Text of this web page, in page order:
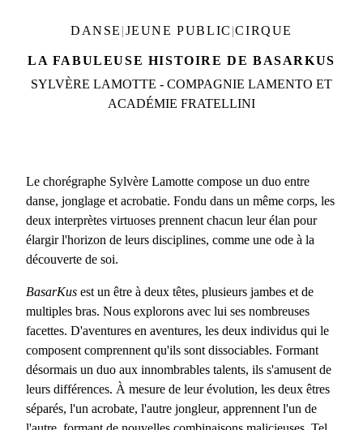
DANSE |JEUNE PUBLIC |CIRQUE
LA FABULEUSE HISTOIRE DE BASARKUS
SYLVÈRE LAMOTTE - COMPAGNIE LAMENTO ET
ACADÉMIE FRATELLINI
Le chorégraphe Sylvère Lamotte compose un duo entre
danse, jonglage et acrobatie. Fondu dans un même corps, les
deux interprètes virtuoses prennent chacun leur élan pour
élargir l'horizon de leurs disciplines, comme une ode à la
découverte de soi.
BasarKus est un être à deux têtes, plusieurs jambes et de
multiples bras. Nous explorons avec lui ses nombreuses
facettes. D'aventures en aventures, les deux individus qui le
composent comprennent qu'ils sont dissociables. Formant
désormais un duo aux innombrables talents, ils s'amusent de
leurs différences. À mesure de leur évolution, les deux êtres
séparés, l'un acrobate, l'autre jongleur, apprennent l'un de